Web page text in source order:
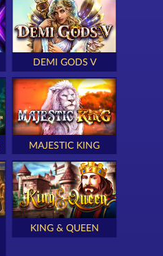
DEMI GODS V
MAJESTIC KING
KING & QUEEN